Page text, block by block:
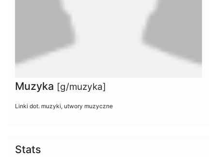
Muzyka [g/muzyka]
Linki dot. muzyki, utwory muzyczne
Stats